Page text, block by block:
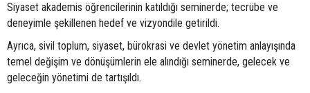
Siyaset akademis öğrencilerinin katıldığı seminerde; tecrübe ve
deneyimle şekillenen hedef ve vizyondile getirildi.
Ayrıca, sivil toplum, siyaset, bürokrasi ve devlet yönetim anlayışında
temel değişim ve dönüşümlerin ele alındığı seminerde, gelecek ve
geleceğin yönetimi de tartışıldı.